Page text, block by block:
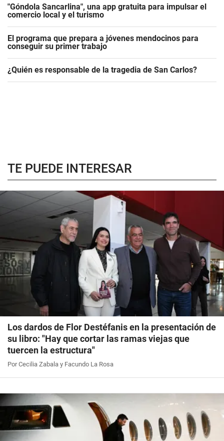
"Góndola Sancarlina", una app gratuita para impulsar el
comercio local y el turismo
El programa que prepara a jóvenes mendocinos para
conseguir su primer trabajo
¿Quién es responsable de la tragedia de San Carlos?
TE PUEDE INTERESAR
Los dardos de Flor Destéfanis en la presentación de
su libro: "Hay que cortar las ramas viejas que
tuercen la estructura"
Por Cecilia Zabala y Facundo La Rosa